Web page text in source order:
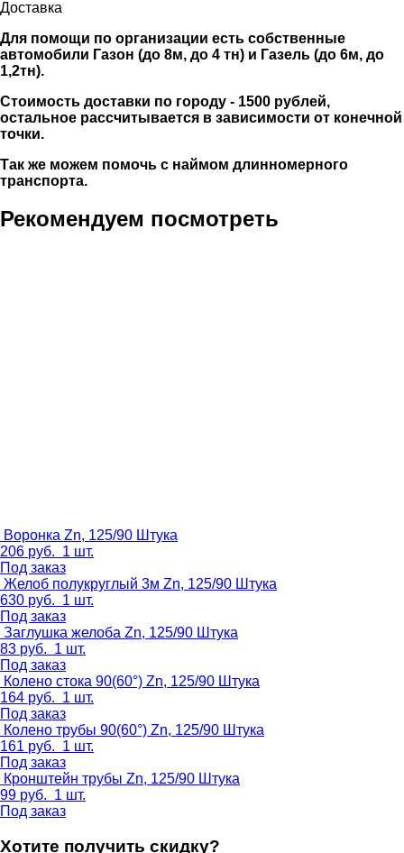
Доставка
Для помощи по организации есть собственные
автомобили Газон (до 8м, до 4 тн) и Газель (до 6м, до
1,2тн).
Стоимость доставки по городу - 1500 рублей,
остальное рассчитывается в зависимости от конечной
точки.
Так же можем помочь с наймом длинномерного
транспорта.
Рекомендуем посмотреть
Воронка Zn, 125/90 Штука
206 руб. 1 шт.
Под заказ
Желоб полукруглый 3м Zn, 125/90 Штука
630 руб. 1 шт.
Под заказ
Заглушка желоба Zn, 125/90 Штука
83 руб. 1 шт.
Под заказ
Колено стока 90(60°) Zn, 125/90 Штука
164 руб. 1 шт.
Под заказ
Колено трубы 90(60°) Zn, 125/90 Штука
161 руб. 1 шт.
Под заказ
Кронштейн трубы Zn, 125/90 Штука
99 руб. 1 шт.
Под заказ
Хотите получить скидку?